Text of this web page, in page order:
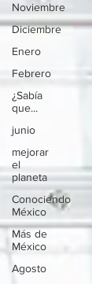
Noviembre
Diciembre
Enero
Febrero
¿Sabía
que...
junio
mejorar
el
planeta
Conociendo
México
Más de
México
Agosto